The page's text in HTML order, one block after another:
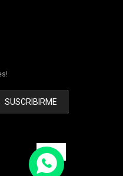
SUSCRIBIRME